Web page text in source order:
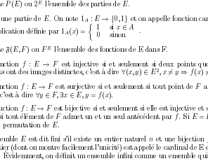
P ( E) ou 2El’ensemble des parties de E.
une partie de E. On note 1A : E→ {0 , 1 } et on appelle fonction
d´eﬁnie par 1A( x) =  1 si x ∈A
0 sinon
.
F( E,F ) ou FEl’ensemble des fonctions de E dans F.
f : E→F est injective si et seulement si deux points
ont des images distinctes, c’est `a dire ∀ (x, y ) ∈ E2, x =y⇒ f ( x)
f : E →Fest surjective si et seulement si tout point de F
, c’est `a dire ∀y ∈ F, ∃x ∈ E , y = f( x).
f : E→Fest bijective si et seulement si elle est injective et
tout ´el´ement de Fadmet un et un seul ant´
ec´
edent par f. Si E=
permutation de E.
ble E est dit ﬁni s’il existe un entier naturel n et une bijection
(dont on montre facilement l’unicit´e) est appel´e le cardinal de E
´
Evidemment, on d´eﬁnit un ensemble inﬁni comme un ensemble qui